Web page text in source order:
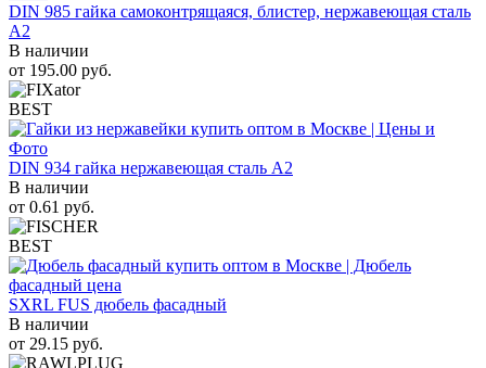
DIN 985 гайка самоконтрящаяся, блистер, нержавеющая сталь
A2
В наличии
от 195.00 руб.
BEST
DIN 934 гайка нержавеющая сталь A2
В наличии
от 0.61 руб.
BEST
SXRL FUS дюбель фасадный
В наличии
от 29.15 руб.